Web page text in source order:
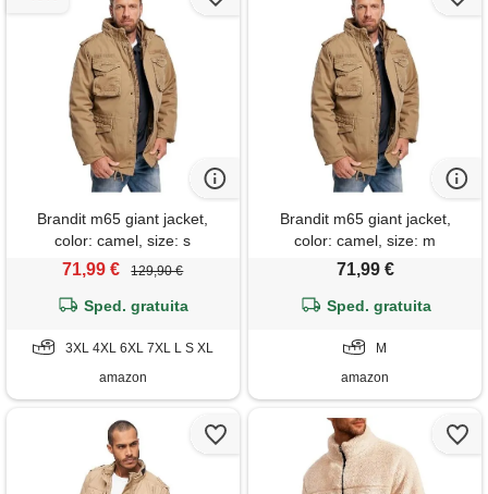
Brandit m65 giant jacket,
color: camel, size: s
71,99 € 129,90 €
Sped. gratuita
3XL 4XL 6XL 7XL L S XL
amazon
Brandit m65 giant jacket,
color: camel, size: m
71,99 €
Sped. gratuita
M
amazon